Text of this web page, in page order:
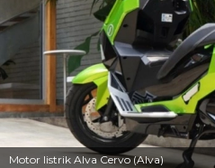
Motor listrik Alva Cervo (Alva)